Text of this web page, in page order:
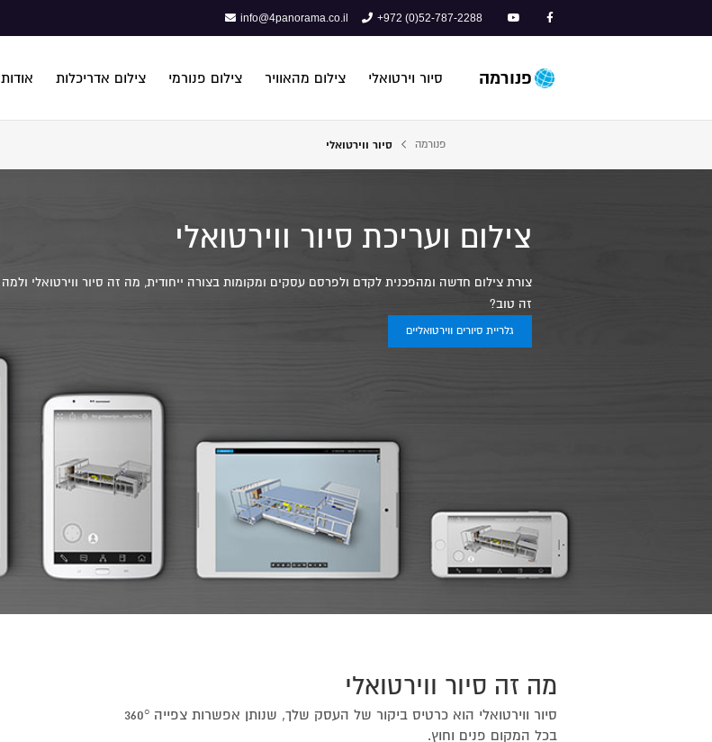
+972 (0)52-787-2288
info@4panorama.co.il
פנורמה סיור וירטואלי צילום מהאוויר צילום פנורמי צילום אדריכלות אודות
פנורמה סיור ווירטואלי
צילום ועריכת סיור ווירטואלי
צורת צילום חדשה ומהפכנית לקדם ולפרסם עסקים ומקומות בצורה ייחודית, מה זה סיור ווירטואלי ולמה
זה טוב?
גלריית סיורים ווירטואליים
מה זה סיור ווירטואלי
סיור ווירטואלי
הוא כרטיס ביקור של העסק שלך, שנותן אפשרות צפייה 360°
בכל המקום פנים וחוץ.